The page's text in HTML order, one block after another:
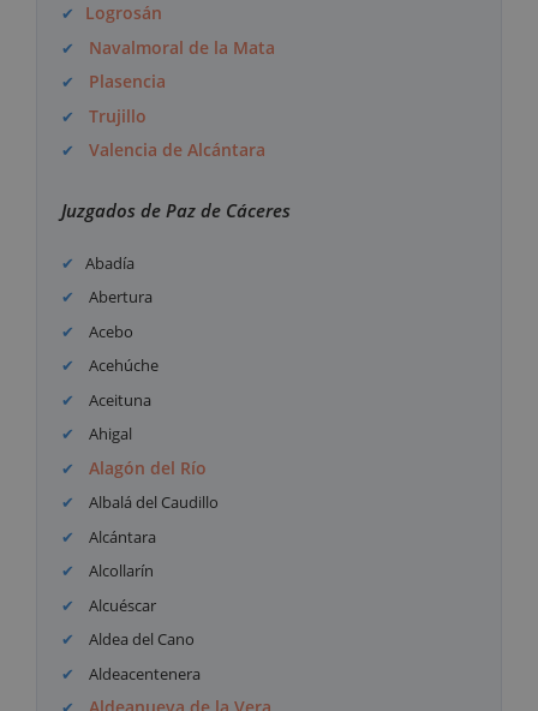
Logrosán
Navalmoral de la Mata
Plasencia
Trujillo
Valencia de Alcántara
Juzgados de Paz de Cáceres
Abadía
Abertura
Acebo
Acehúche
Aceituna
Ahigal
Alagón del Río
Albalá del Caudillo
Alcántara
Alcollarín
Alcuéscar
Aldea del Cano
Aldeacentenera